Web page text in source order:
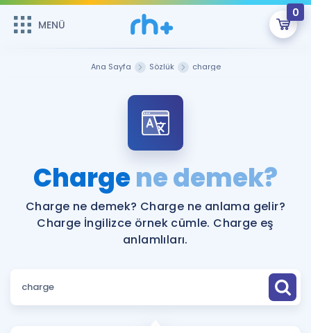
MENÜ
0
Şifremi Hatırlamıyorum
ÜYE DEĞİLİM
Sepetin Şu An Boş.
Remzi Hoca ile seni sınava hazırlayacak onlarca eğitim seni
bekliyor!
MENÜ
Katılımcı Görüşleri
Faydalı Araçlar
Sözlük
Hakkımızda
Ana Sayfa Sözlük charge
Chargene demek?
Charge ne demek? Charge ne anlama gelir?
Charge İngilizce örnek cümle. Charge eş
anlamlıları.